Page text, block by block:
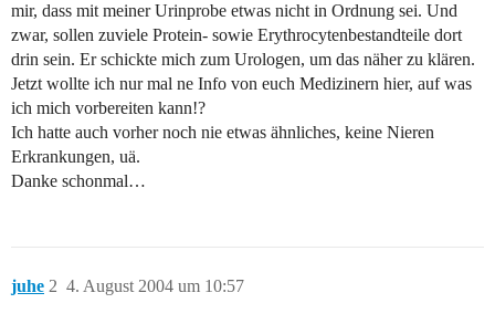
mir, dass mit meiner Urinprobe etwas nicht in Ordnung sei. Und
zwar, sollen zuviele Protein- sowie Erythrocytenbestandteile dort
drin sein. Er schickte mich zum Urologen, um das näher zu klären.
Jetzt wollte ich nur mal ne Info von euch Medizinern hier, auf was
ich mich vorbereiten kann!?
Ich hatte auch vorher noch nie etwas ähnliches, keine Nieren
Erkrankungen, uä.
Danke schonmal…
juhe 4. August 2004 um 10:57
2